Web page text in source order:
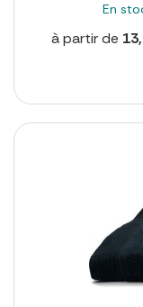
En
à partir de